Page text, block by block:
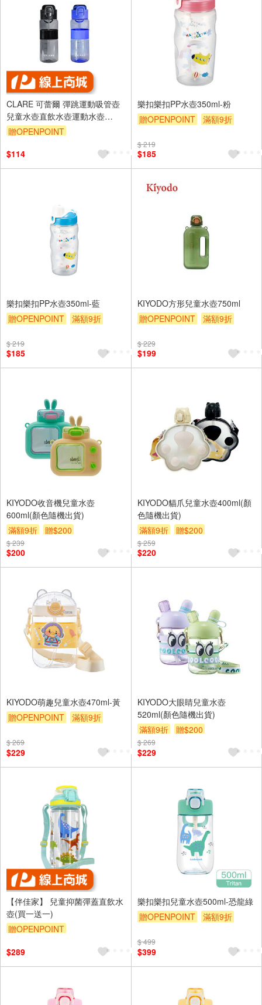
CLARE 可蕾爾 彈跳運動吸管壺
兒童水壺直飲水壺運動水壺
600CC-Leidea樂德兒
贈OPENPOINT
$114
樂扣樂扣PP水壺350ml-粉
贈OPENPOINT
滿額9折
$ 219
$185
樂扣樂扣PP水壺350ml-藍
贈OPENPOINT
滿額9折
$ 219
$185
KIYODO方形兒童水壺750ml
贈OPENPOINT
滿額9折
$ 229
$199
KIYODO收音機兒童水壺
600ml(顏色隨機出貨)
滿額9折
贈$200
$ 239
$200
KIYODO貓爪兒童水壺400ml(顏
色隨機出貨)
滿額9折
贈$200
$ 259
$220
KIYODO萌趣兒童水壺470ml-黃
贈OPENPOINT
滿額9折
$ 269
$229
KIYODO大眼睛兒童水壺
520ml(顏色隨機出貨)
滿額9折
贈$200
$ 269
$229
【伴佳家】 兒童抑菌彈蓋直飲水
壺(買一送一)
贈OPENPOINT
$289
樂扣樂扣兒童水壺500ml-恐龍綠
贈OPENPOINT
滿額9折
$ 499
$399